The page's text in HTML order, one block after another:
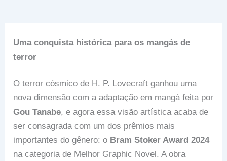
Uma conquista histórica para os mangás de
terror
O terror cósmico de H. P. Lovecraft ganhou uma
nova dimensão com a adaptação em mangá feita por
Gou Tanabe, e agora essa visão artística acaba de
ser consagrada com um dos prêmios mais
importantes do gênero: o Bram Stoker Award 2024
na categoria de Melhor Graphic Novel. A obra